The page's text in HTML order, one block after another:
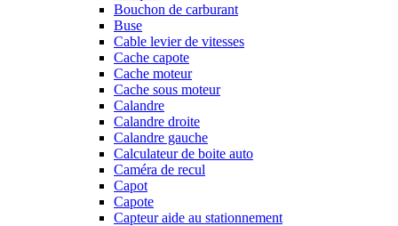
Bouchon de carburant
Buse
Cable levier de vitesses
Cache capote
Cache moteur
Cache sous moteur
Calandre
Calandre droite
Calandre gauche
Calculateur de boite auto
Caméra de recul
Capot
Capote
Capteur aide au stationnement